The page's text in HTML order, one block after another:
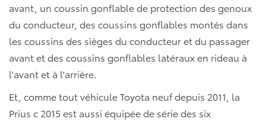
avant, un coussin gonflable de protection des genoux
du conducteur, des coussins gonflables montés dans
les coussins des sièges du conducteur et du passager
avant et des coussins gonflables latéraux en rideau à
l'avant et à l'arrière.
Et, comme tout véhicule Toyota neuf depuis 2011, la
Prius c 2015 est aussi équipée de série des six